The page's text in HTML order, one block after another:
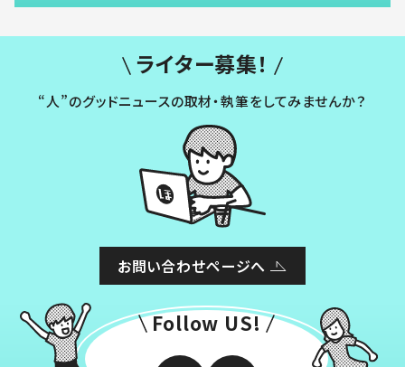
ライター募集！
“人”のグッドニュースの取材・執筆をしてみませんか？
お問い合わせページへ
Follow US!